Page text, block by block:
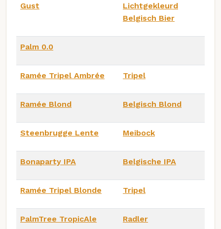
Gust
Lichtgekleurd
Belgisch Bier
Palm 0.0
Ramée Tripel Ambrée Tripel
Ramée Blond Belgisch Blond
Steenbrugge Lente Meibock
Bonaparty IPA Belgische IPA
Ramée Tripel Blonde Tripel
PalmTree TropicAle Radler